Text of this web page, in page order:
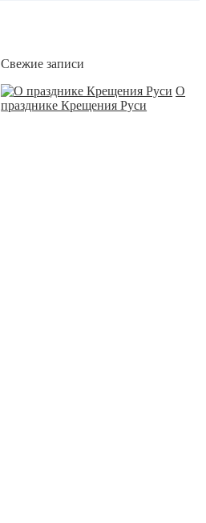
Свежие записи
О
празднике Крещения Руси